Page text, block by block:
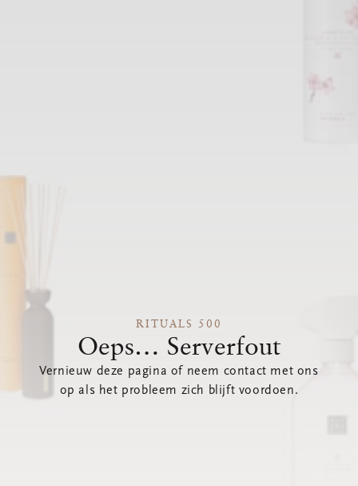
RITUALS 500
Oeps… Serverfout
Vernieuw deze pagina of neem contact met ons
op als het probleem zich blijft voordoen.